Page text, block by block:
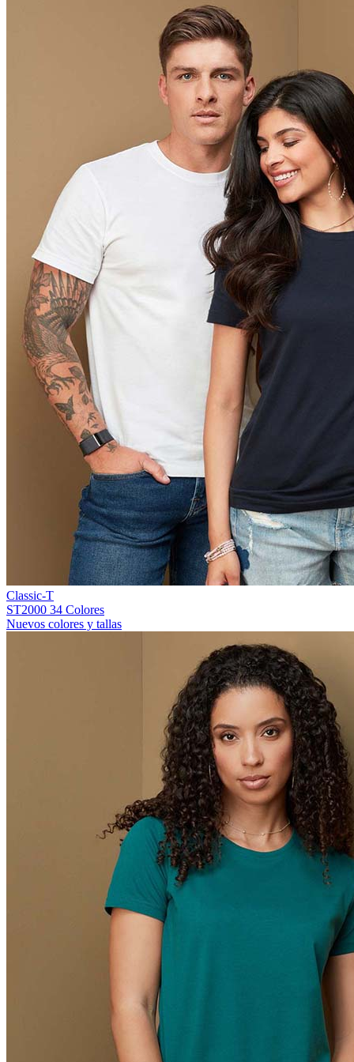
Kiwi Green (KIW)
Kelly Green (KEG)
Hunters Green (HGR)
Military Green (MIL)
Bottle Green (BOG)
Dark Chocolate (DCH)
Natural (NAT)
Blue Midnight Dip (BMD)
Light Grey Melange (LGM)
Classic-T
ST2000 34 Colores
Nuevos colores y tallas